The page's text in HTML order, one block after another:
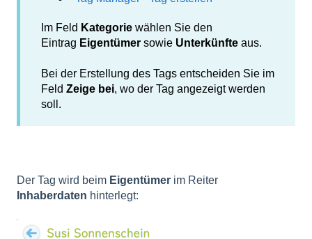
Im Feld Kategorie wählen Sie den
Eintrag Eigentümer sowie Unterkünfte aus.
Bei der Erstellung des Tags entscheiden Sie im
Feld Zeige bei, wo der Tag angezeigt werden
soll.
Der Tag wird beim Eigentümer im Reiter
Inhaberdaten hinterlegt: